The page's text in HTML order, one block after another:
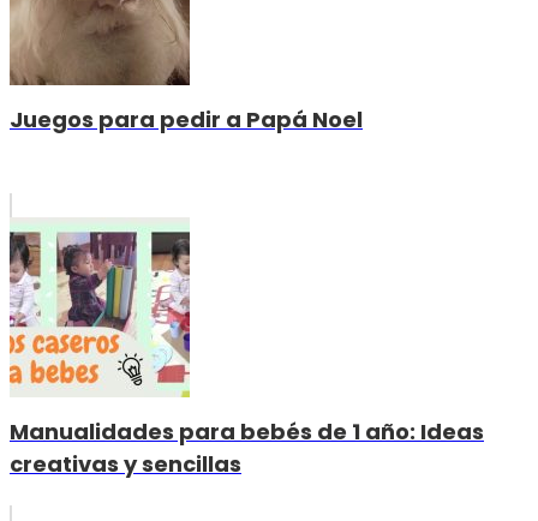
Juegos para pedir a Papá Noel
Manualidades para bebés de 1 año: Ideas
creativas y sencillas